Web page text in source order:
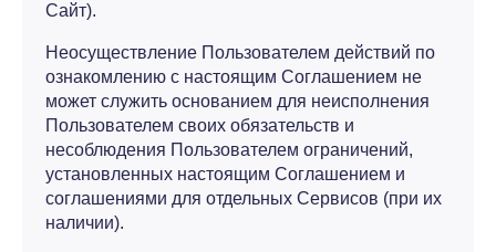
Сайт).
Неосуществление Пользователем действий по
ознакомлению с настоящим Соглашением не
может служить основанием для неисполнения
Пользователем своих обязательств и
несоблюдения Пользователем ограничений,
установленных настоящим Соглашением и
соглашениями для отдельных Сервисов (при их
наличии).